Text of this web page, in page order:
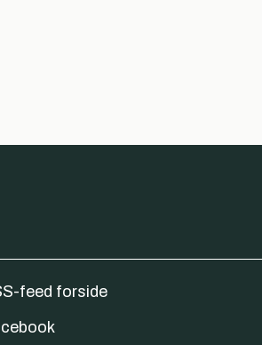
feed forside